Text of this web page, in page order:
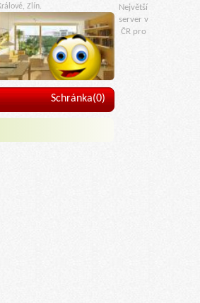
Zlín.
Schránka(0)
Největší
server v
ČR pro